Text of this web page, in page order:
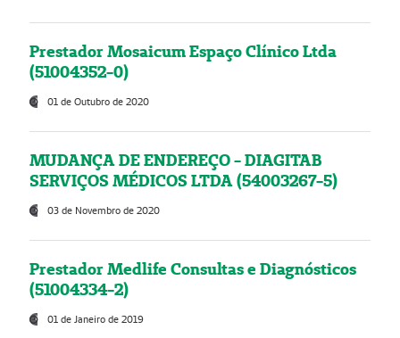
Prestador Mosaicum Espaço Clínico Ltda
(51004352-0)
01 de Outubro de 2020
MUDANÇA DE ENDEREÇO - DIAGITAB
SERVIÇOS MÉDICOS LTDA (54003267-5)
03 de Novembro de 2020
Prestador Medlife Consultas e Diagnósticos
(51004334-2)
01 de Janeiro de 2019